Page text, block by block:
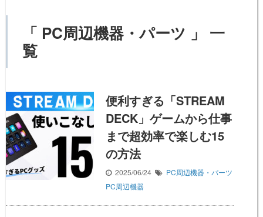
「 PC周辺機器・パーツ 」 一
覧
便利すぎる「STREAM
DECK」ゲームから仕事
まで超効率で楽しむ15
の方法
2025/06/24
PC周辺機器・パーツ
PC周辺機器